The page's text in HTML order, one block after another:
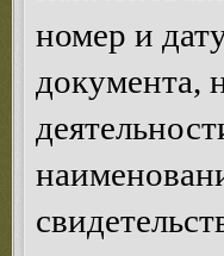
номер и
документа,